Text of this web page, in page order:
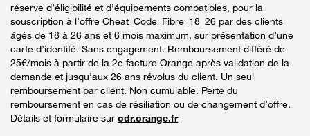
réserve d’éligibilité et d’équipements compatibles, pour la
souscription à l’offre Cheat_Code_Fibre_18_26 par des clients
âgés de 18 à 26 ans et 6 mois maximum, sur présentation d’une
carte d’identité. Sans engagement. Remboursement différé de
25€/mois à partir de la 2e facture Orange après validation de la
demande et jusqu’aux 26 ans révolus du client. Un seul
remboursement par client. Non cumulable. Perte du
remboursement en cas de résiliation ou de changement d’offre.
Détails et formulaire sur odr.orange.fr